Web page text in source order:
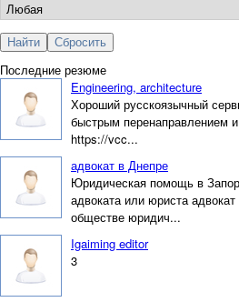
Последние резюме
Engineering, architecture
Хороший русскоязычный
быстрым перенаправлением
https://vcc...
адвокат в Днепре
Юридическая помощь в
адвоката или юриста
обществе юридич...
Igaiming editor
3